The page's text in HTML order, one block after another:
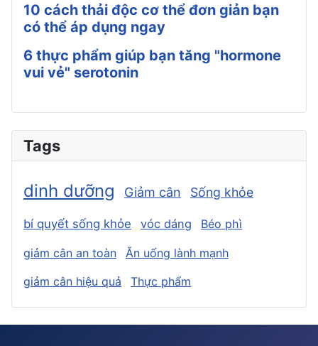
10 cách thải độc cơ thể đơn giản bạn
có thể áp dụng ngay
6 thực phẩm giúp bạn tăng "hormone
vui vẻ" serotonin
Tags
dinh dưỡng Giảm cân Sống khỏe
bí quyết sống khỏe vóc dáng Béo phì
giảm cân an toàn
Ăn uống lành mạnh
giảm cân hiệu quả
Thực phẩm